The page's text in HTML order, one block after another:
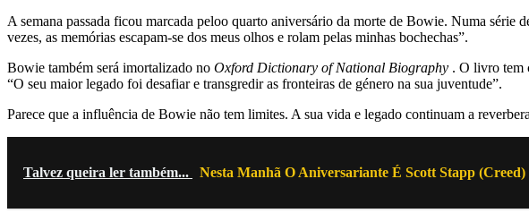
A semana passada ficou marcada peloo quarto aniversário da morte de Bowie. Numa série
vezes, as memórias escapam-se dos meus olhos e rolam pelas minhas bochechas”.
Bowie também será imortalizado no Oxford Dictionary of National Biography . O livro tem
“O seu maior legado foi desafiar e transgredir as fronteiras de género na sua juventude”.
Parece que a influência de Bowie não tem limites. A sua vida e legado continuam a
Talvez queira ler também... Nesta Manhã O Aniversariante É Scott Stapp (Creed)